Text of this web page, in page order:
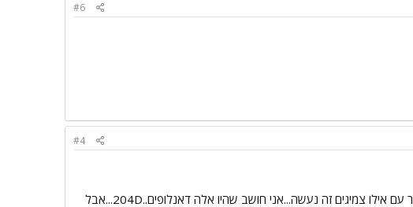
#6
#4
ראשונה תשפשף רגלית האמצע...אח"כ יגיעו הרגליות ובסוף יצטרף למקהלה האגזוז.... לא ממש זוכר עם אילו צמיגים זה נעשה...אני חושב שהיו אלה דאנלופים..204D...אבל